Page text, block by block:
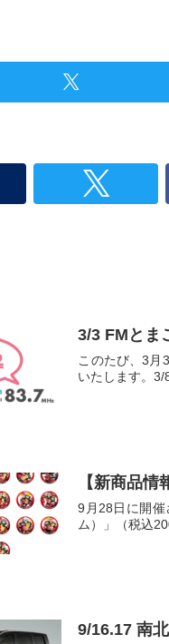
3/3 FMとま
このたび、3月
いたします。
【新商品
9月28日に開催
ム）」（税込
9/16.17 南